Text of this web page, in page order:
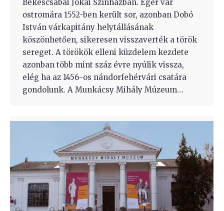
Békéscsabai Jókai Színházban. Eger vár
ostromára 1552-ben került sor, azonban Dobó
István várkapitány helytállásának
köszönhetően, sikeresen visszaverték a török
sereget. A törökök elleni küzdelem kezdete
azonban több mint száz évre nyúlik vissza,
elég ha az 1456-os nándorfehérvári csatára
gondolunk. A Munkácsy Mihály Múzeum…